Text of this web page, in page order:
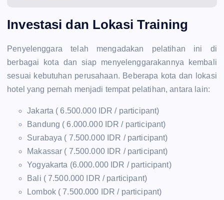
Investasi dan Lokasi Training
Penyelenggara telah mengadakan pelatihan ini di
berbagai kota dan siap menyelenggarakannya kembali
sesuai kebutuhan perusahaan. Beberapa kota dan lokasi
hotel yang pernah menjadi tempat pelatihan, antara lain:
Jakarta ( 6.500.000 IDR / participant)
Bandung ( 6.000.000 IDR / participant)
Surabaya ( 7.500.000 IDR / participant)
Makassar ( 7.500.000 IDR / participant)
Yogyakarta (6.000.000 IDR / participant)
Bali ( 7.500.000 IDR / participant)
Lombok ( 7.500.000 IDR / participant)